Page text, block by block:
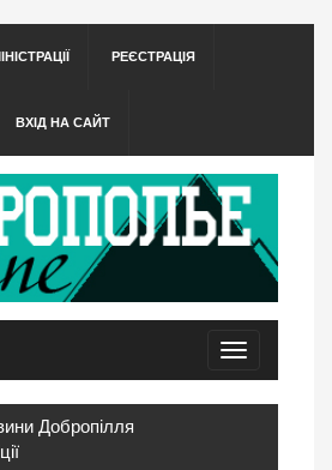
РЕЄСТРАЦІЯ
ВХІД НА САЙТ
Toggle
navigation
Добропілля